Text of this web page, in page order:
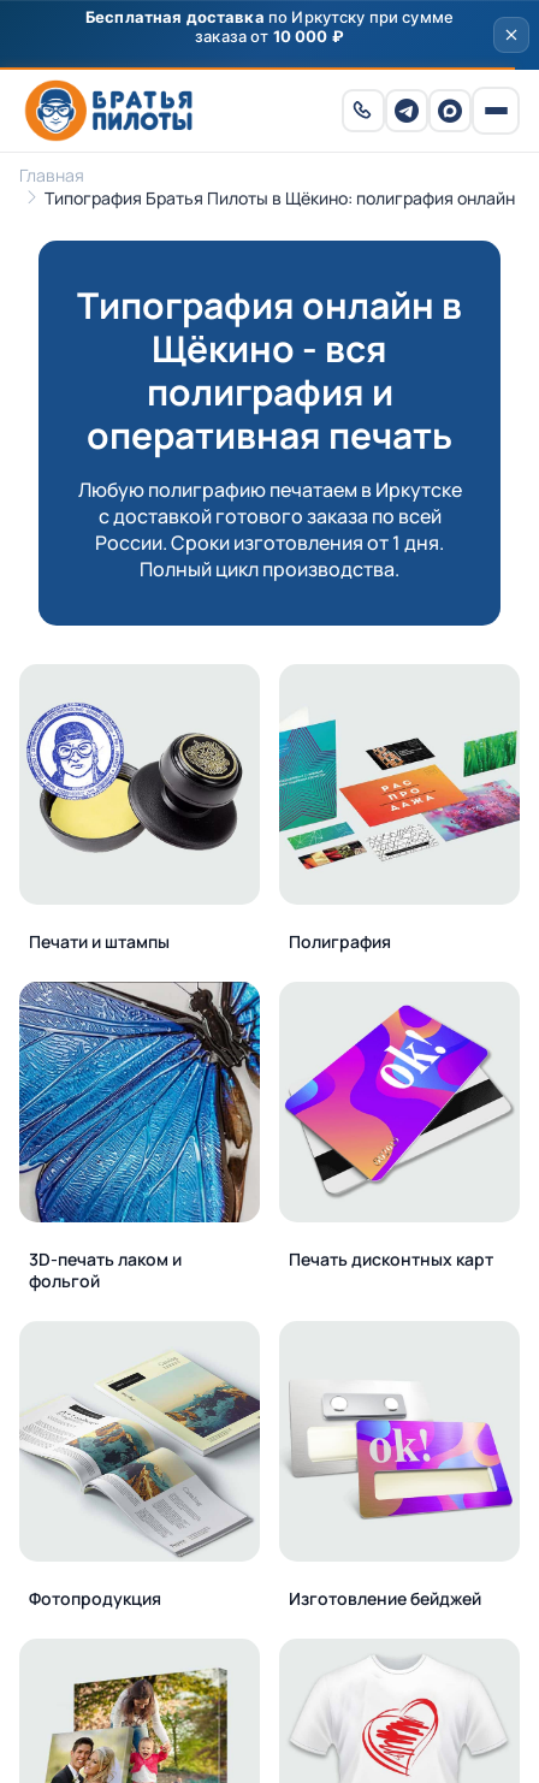
Скидка250 ₽на первый заказ от 3000 ₽ по
промокоду
ПРИВЕТ
Главная
Типография Братья Пилоты в Щёкино: полиграфия онлайн
Типография онлайн в
Щёкино - вся
полиграфия и
оперативная печать
Любую полиграфию печатаем в Иркутске
с доставкой готового заказа по всей
России. Сроки изготовления от 1 дня.
Полный цикл производства.
Печати и штампы Полиграфия
3D-печать лаком и
фольгой
Печать дисконтных карт
Фотопродукция Изготовление бейджей